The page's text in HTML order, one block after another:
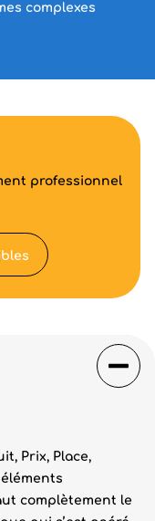
complexes
Prix, Place,
complètement le
professionnel